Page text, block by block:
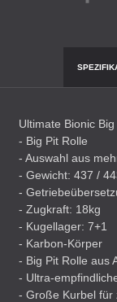
Ultimate Bionic
- Big Pit Rolle
- Auswahl aus
- Gewicht: 437 /
-
- Zugkraft: 18kg
- Kugellager: 7+1
- Karbon-Körper
- Big Pit Rolle aus
- Ultra-
- Große Kurbel für